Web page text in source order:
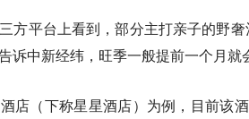
方平台上看到，部分主打亲子的野
诉中新经纬，旺季一般提前一个月就
店（下称星星酒店）为例，目前该